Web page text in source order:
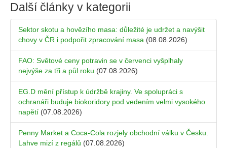
Další články v kategorii
Sektor skotu a hovězího masa: důležité je udržet a navýšit
chovy v ČR i podpořit zpracování masa (08.08.2026)
FAO: Světové ceny potravin se v červenci vyšplhaly
nejvýše za tři a půl roku (07.08.2026)
EG.D mění přístup k údržbě krajiny. Ve spolupráci s
ochranáři buduje biokoridory pod vedením velmi vysokého
napětí (07.08.2026)
Penny Market a Coca-Cola rozjely obchodní válku v Česku.
Lahve mizí z regálů (07.08.2026)